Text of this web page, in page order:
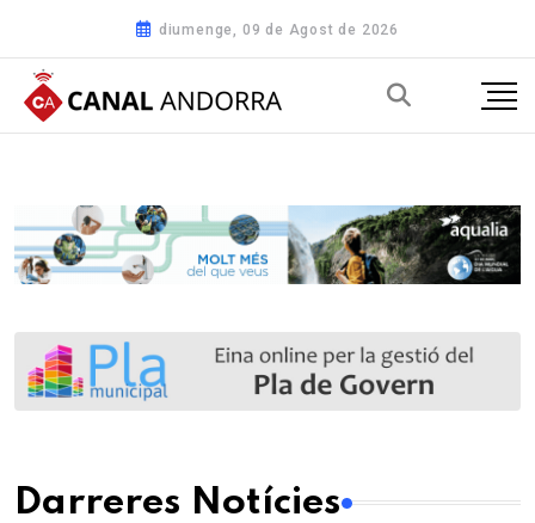
diumenge, 09 de Agost de 2026
Darreres Notícies